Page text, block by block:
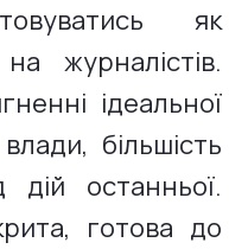
як
журналістів.
ідеальної
більшість
останньої.
готова до